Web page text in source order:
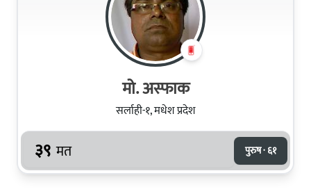
मो. अस्‍फाक
सर्लाही-१, मधेश प्रदेश
३९ मत पुरुष · ६१